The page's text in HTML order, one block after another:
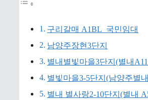
구리갈매 A1BL_국민임대
남양주장현3단지
별내별빛마을3단지(별내
별빛마을3-5단지(남양주별
별내 별사랑2-10단지(별내